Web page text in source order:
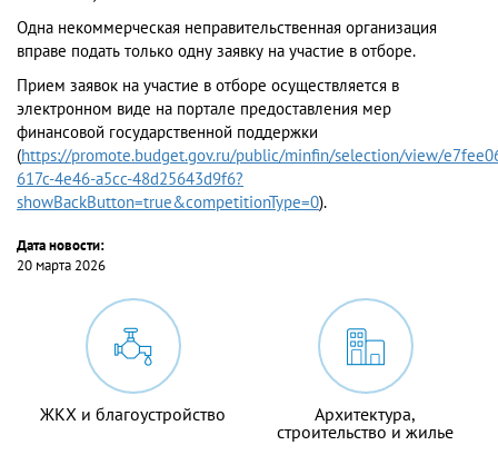
Одна некоммерческая неправительственная организация
вправе подать только одну заявку на участие в отборе.
Прием заявок на участие в отборе осуществляется в
электронном виде на портале предоставления мер
финансовой государственной поддержки
(https://promote.budget.gov.ru/public/minfin/selection/view/
617c-4e46-a5cc-48d25643d9f6?
showBackButton=true&competitionType=0).
Дата новости:
20 марта 2026
ЖКХ и благоустройство
Архитектура,
строительство и жилье